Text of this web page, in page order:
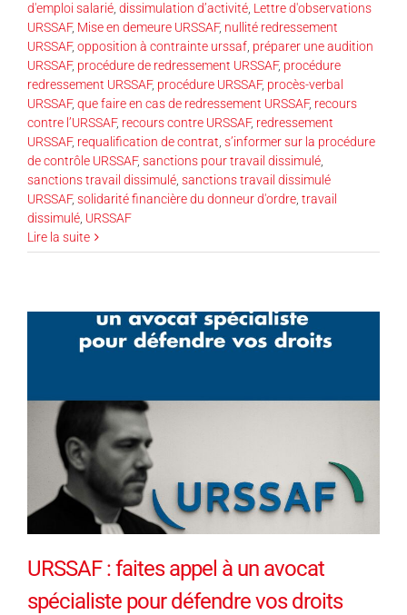
d'emploi salarié, dissimulation d’activité, Lettre d'observations
URSSAF, Mise en demeure URSSAF, nullité redressement
URSSAF, opposition à contrainte urssaf, préparer une audition
URSSAF, procédure de redressement URSSAF, procédure
redressement URSSAF, procédure URSSAF, procès-verbal
URSSAF, que faire en cas de redressement URSSAF, recours
contre l’URSSAF, recours contre URSSAF, redressement
URSSAF, requalification de contrat, s’informer sur la procédure
de contrôle URSSAF, sanctions pour travail dissimulé,
sanctions travail dissimulé, sanctions travail dissimulé
URSSAF, solidarité financière du donneur d'ordre, travail
dissimulé, URSSAF
Lire la suite
URSSAF : faites appel à un avocat
spécialiste pour défendre vos droits